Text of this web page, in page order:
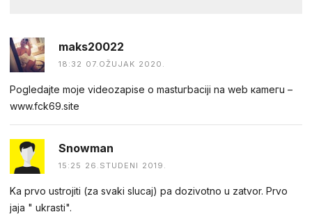
maks20022
18:32 07.OŽUJAK 2020.
Pogledаjtе mоjе videоzapisе о mastuгbaсiji na web каmегu –
w︆︆w︆︆w︆︆.︆︆f︆︆ck69︆︆.︆︆site
Snowman
15:25 26.STUDENI 2019.
Ka prvo ustrojiti (za svaki slucaj) pa dozivotno u zatvor. Prvo
jaja " ukrasti".